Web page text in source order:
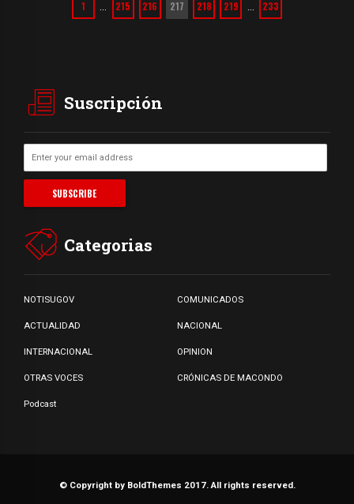
1 215 216 217 218 219 233
Suscripción
Categorias
NOTISUGOV COMUNICADOS
ACTUALIDAD NACIONAL
INTERNACIONAL OPINION
OTRAS VOCES CRÓNICAS DE MACONDO
Podcast
© Copyright by BoldThemes 2017. All rights reserved.